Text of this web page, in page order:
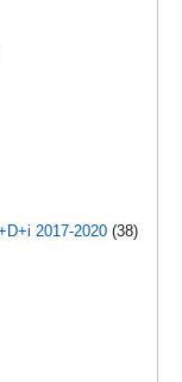
2017-2020 (38)